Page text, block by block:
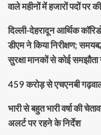
वाले महीनों में हजारों पदों पर की
दिल्ली-देहरादून आर्थिक
डीएम ने किया निरीक्षण;
सुरक्षा मानकों से कोई समझौता
459 करोड़ से एचएनबी
भारी से बहुत भारी वर्षा की
अलर्ट पर रहने के निर्देश